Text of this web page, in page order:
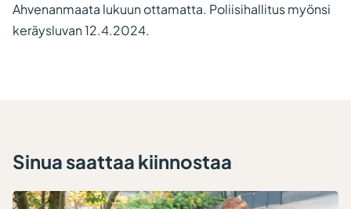
Ahvenanmaata lukuun ottamatta. Poliisihallitus myönsi
keräysluvan 12.4.2024.
Sinua saattaa kiinnostaa